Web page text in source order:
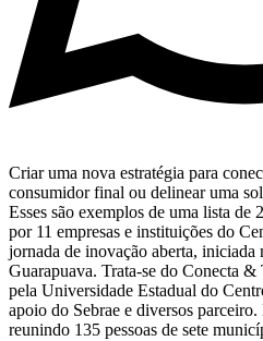
Criar uma nova estratégia para
consumidor final ou delinear uma
Esses são exemplos de uma lista de
por 11 empresas e instituições do
jornada de inovação aberta, iniciada
Guarapuava. Trata-se do Conecta
pela Universidade Estadual do
apoio do Sebrae e diversos
reunindo 135 pessoas de sete